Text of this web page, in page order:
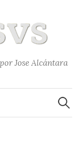
Jose Alcántara